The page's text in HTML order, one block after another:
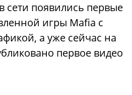
сети появились первые
игры Mafia с
а уже сейчас на
первое видео